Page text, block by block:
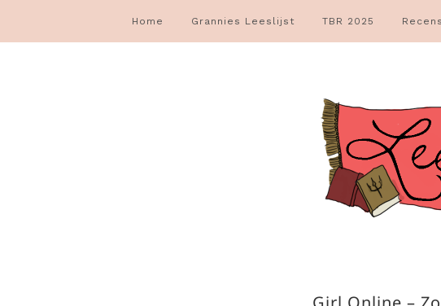
Home Grannies Leeslijst TBR 2025